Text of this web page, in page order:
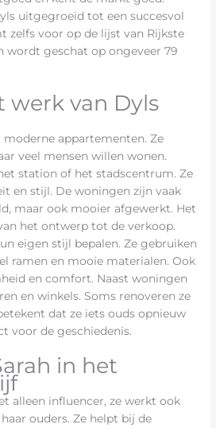
uitgegroeid tot een succesvol
zelfs voor op de lijst van Rijkste
wordt geschat op ongeveer 79
werk van Dyls
appartementen. Ze
veel mensen willen wonen.
station of het stadscentrum. Ze
en stijl. De woningen zijn vaak
maar ook mooier afgewerkt. Het
het ontwerp tot de verkoop.
eigen stijl bepalen. Ze gebruiken
ramen en mooie materialen. Ook
en comfort. Naast woningen
en winkels. Soms renoveren ze
dat ze iets ouds opnieuw
voor de geschiedenis.
in het
alleen influencer, ze werkt ook
ouders. Ze helpt bij de